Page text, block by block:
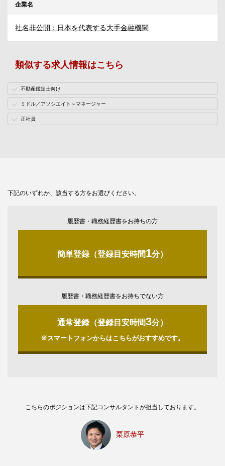
企業名
社名非公開：日本を代表する大手金融機関
類似する求人情報はこちら
不動産鑑定士向け
ミドル／アソシエイト～マネージャー
正社員
下記のいずれか、該当する方をお選びください。
履歴書・職務経歴書をお持ちの方
簡単登録（登録目安時間1分）
履歴書・職務経歴書をお持ちでない方
通常登録（登録目安時間3分）
※スマートフォンからはこちらがおすすめです。
こちらのポジションは下記コンサルタントが担当しております。
栗原恭平